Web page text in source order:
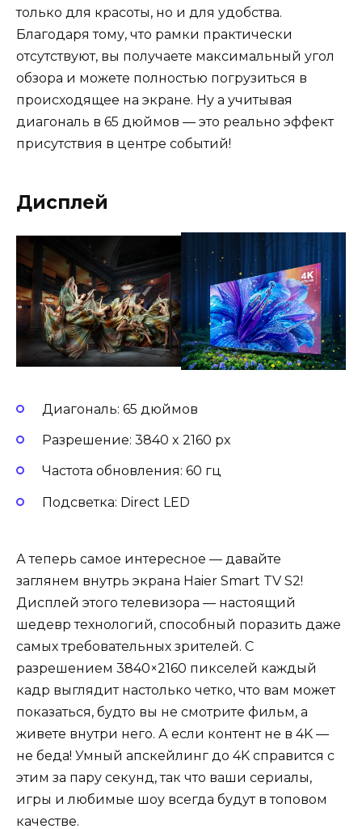
только для красоты, но и для удобства.
Благодаря тому, что рамки практически
отсутствуют, вы получаете максимальный угол
обзора и можете полностью погрузиться в
происходящее на экране. Ну а учитывая
диагональ в 65 дюймов — это реально эффект
присутствия в центре событий!
Дисплей
Диагональ: 65 дюймов
Разрешение: 3840 x 2160 px
Частота обновления: 60 гц
Подсветка: Direct LED
А теперь самое интересное — давайте
заглянем внутрь экрана Haier Smart TV S2!
Дисплей этого телевизора — настоящий
шедевр технологий, способный поразить даже
самых требовательных зрителей. С
разрешением 3840×2160 пикселей каждый
кадр выглядит настолько четко, что вам может
показаться, будто вы не смотрите фильм, а
живете внутри него. А если контент не в 4K —
не беда! Умный апскейлинг до 4K справится с
этим за пару секунд, так что ваши сериалы,
игры и любимые шоу всегда будут в топовом
качестве.